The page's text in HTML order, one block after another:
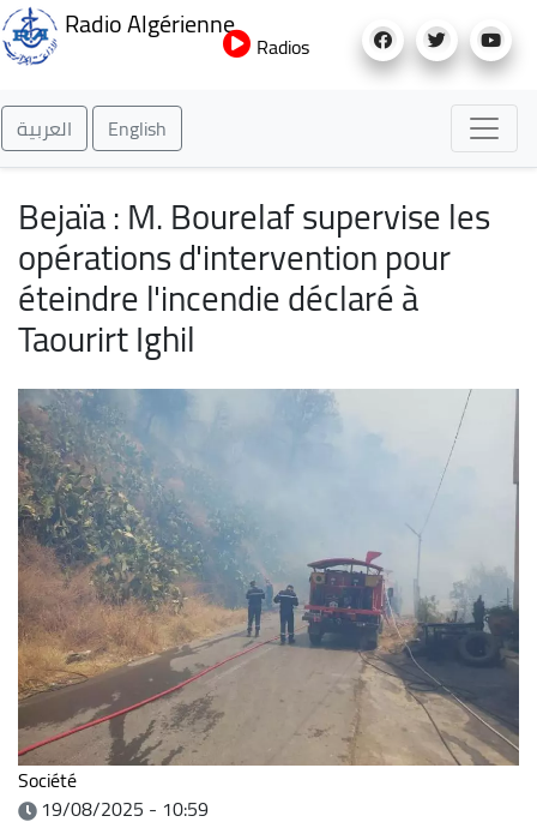
au
Radio Algérienne
Radios
العربية English
Bejaïa : M. Bourelaf supervise les
opérations d'intervention pour
éteindre l'incendie déclaré à
Taourirt Ighil
Société
19/08/2025 - 10:59